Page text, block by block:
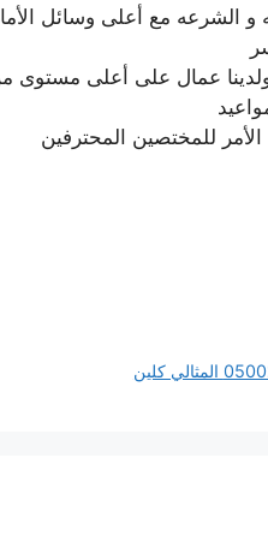
و الشرعه مع أعلى وسائل
عمال على أعلى مستوى من
الأمر للمختصين المحترفين